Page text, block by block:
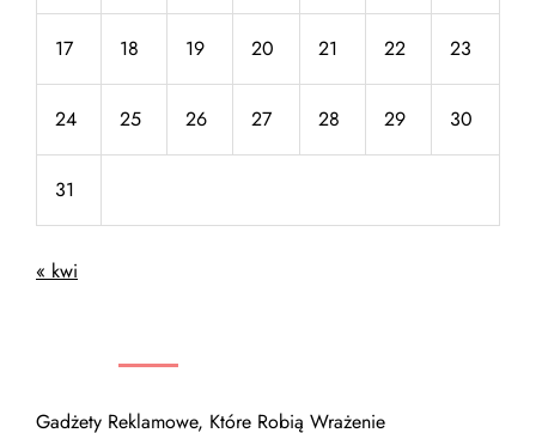
17 18 19 20 21 22 23
24 25 26 27 28 29 30
31
« kwi
Gadżety Reklamowe, Które Robią Wrażenie